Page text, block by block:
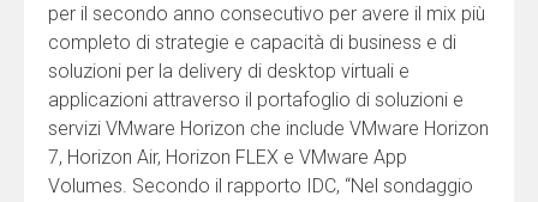
per il secondo anno consecutivo per avere il mix più
completo di strategie e capacità di business e di
soluzioni per la delivery di desktop virtuali e
applicazioni attraverso il portafoglio di soluzioni e
servizi VMware Horizon che include VMware Horizon
7, Horizon Air, Horizon FLEX e VMware App
Volumes. Secondo il rapporto IDC, “Nel sondaggio